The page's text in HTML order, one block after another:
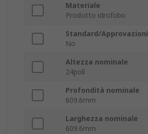
Materiale
Prodotto idrofobo
Standard/Approvazioni
No
Altezza nominale
24poll
Profondità nominale
609.6mm
Larghezza nominale
609.6mm